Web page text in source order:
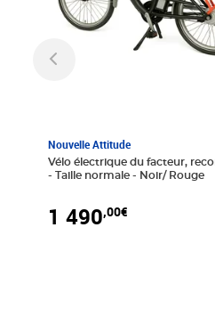
Nouvelle Attitude
Vélo électrique du facteur,
- Taille normale - Noir/ Rouge
1 490,00€